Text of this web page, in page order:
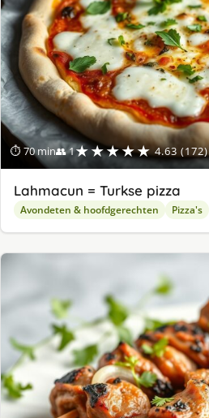
⏱ 70 min👥 1★★★★★ 4.63 (172)
Lahmacun = Turkse pizza
Avondeten & hoofdgerechten Pizza's